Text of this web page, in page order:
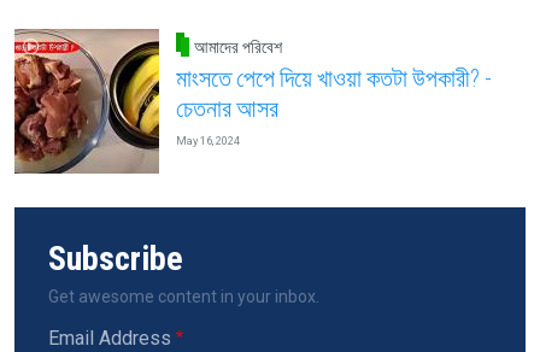
আমাদের পরিবেশ
মাংসতে পেপে দিয়ে খাওয়া কতটা উপকারী? -
চেতনার আসর
May 16, 2024
Subscribe
Get awesome content in your inbox.
Email Address